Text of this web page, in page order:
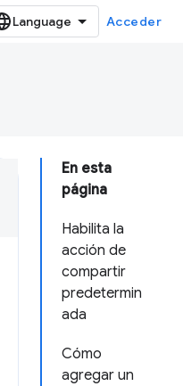
Acceder
En esta
página
Habilita la
acción de
compartir
predetermin
ada
Cómo
agregar un